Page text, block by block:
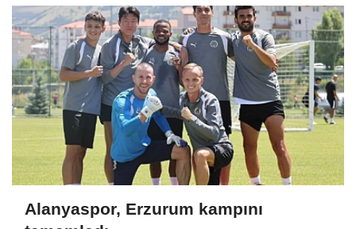
Alanyaspor, Erzurum kampını